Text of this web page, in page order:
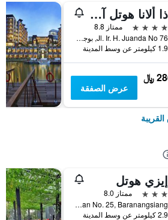
ذا ألانا هوتل آند كونفرانس سينتول سيتي باي أستون
4 نجوم
ممتاز 8.8
Jl. Ir. H. Juanda No 76, بوجور, إندونيسيا
1.9 كيلومتر عن وسط المدينة
﷼
عرض الصفقة
إيزي هوتل
3 نجوم
ممتاز 8.0
Jl. Pakuan No. 25, Baranangsiang, بوجور, إندونيسيا
2.9 كيلومتر عن وسط المدينة